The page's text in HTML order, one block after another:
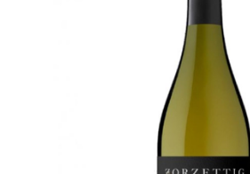
Водка Smirnoff Red Vodka 37,5%
Виски Talisker 10 YO Malt 45,8% in Box